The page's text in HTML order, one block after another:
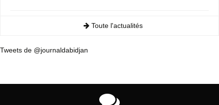
Toute l'actualités
Tweets de @journaldabidjan